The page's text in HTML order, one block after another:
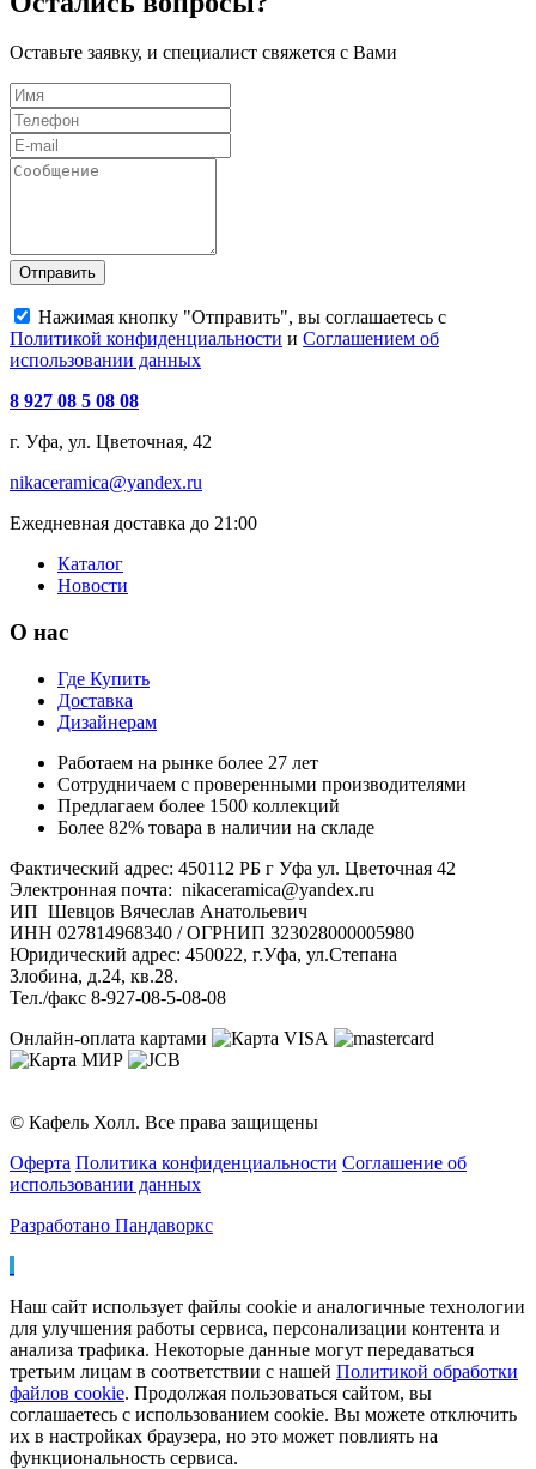
Оставьте заявку, и специалист свяжется с Вами
Отправить
Нажимая кнопку "Отправить", вы соглашаетесь с
Политикой конфиденциальности и Соглашением об
использовании данных
8 927 08 5 08 08
г. Уфа, ул. Цветочная, 42
nikaceramica@yandex.ru
Ежедневная доставка до 21:00
Каталог
Новости
О нас
Где Купить
Доставка
Дизайнерам
Работаем на рынке более 27 лет
Сотрудничаем с проверенными производителями
Предлагаем более 1500 коллекций
Более 82% товара в наличии на складе
Фактический адрес: 450112 РБ г Уфа ул. Цветочная 42
Электронная почта: nikaceramica@yandex.ru
ИП Шевцов Вячеслав Анатольевич
ИНН 027814968340 / ОГРНИП 323028000005980
Юридический адрес: 450022, г.Уфа, ул.Степана
Злобина, д.24, кв.28.
Тел./факс 8-927-08-5-08-08
Онлайн-оплата картами
© Кафель Холл. Все права защищены
Оферта Политика конфиденциальности Соглашение об
использовании данных
Разработано Пандаворкс
Наш сайт использует файлы cookie и аналогичные технологии
для улучшения работы сервиса, персонализации контента и
анализа трафика. Некоторые данные могут передаваться
третьим лицам в соответствии с нашей Политикой обработки
файлов cookie. Продолжая пользоваться сайтом, вы
соглашаетесь с использованием cookie. Вы можете отключить
их в настройках браузера, но это может повлиять на
функциональность сервиса.